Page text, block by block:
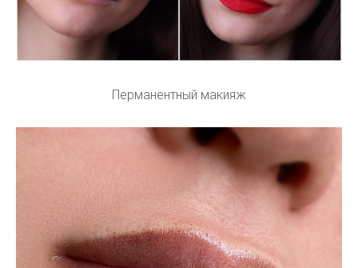
Перманентный макияж